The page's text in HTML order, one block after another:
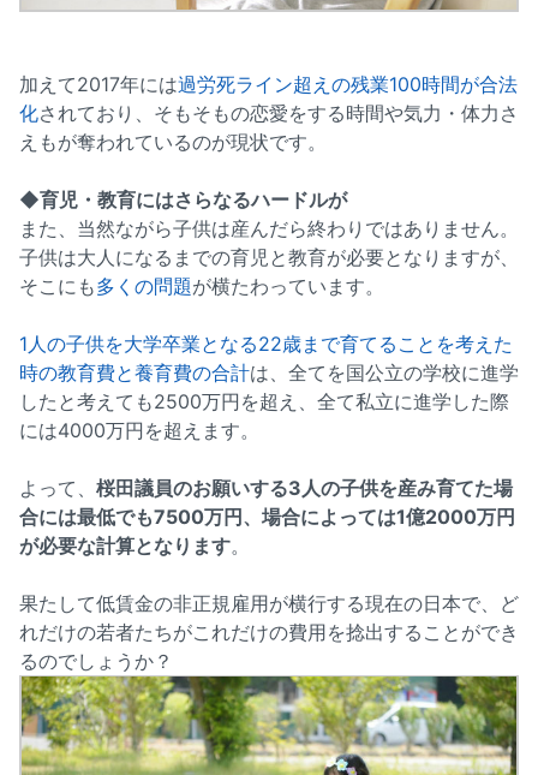
加えて2017年には過労死ライン超えの残業100時間が合法
化されており、そもそもの恋愛をする時間や気力・体力さ
えもが奪われているのが現状です。
◆育児・教育にはさらなるハードルが
また、当然ながら子供は産んだら終わりではありません。
子供は大人になるまでの育児と教育が必要となりますが、
そこにも多くの問題が横たわっています。
1人の子供を大学卒業となる22歳まで育てることを考えた
時の教育費と養育費の合計は、全てを国公立の学校に進学
したと考えても2500万円を超え、全て私立に進学した際
には4000万円を超えます。
よって、 桜田議員のお願いする3人の子供を産み育てた場
合には最低でも7500万円、場合によっては1億2000万円
が必要な計算となります。
果たして低賃金の非正規雇用が横行する現在の日本で、ど
れだけの若者たちがこれだけの費用を捻出することができ
るのでしょうか？